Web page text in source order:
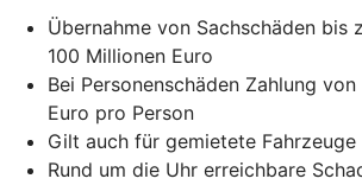
Übernahme von Sachschäden bis
100 Millionen Euro
Bei Personenschäden Zahlung
Euro pro Person
Gilt auch für gemietete
Rund um die Uhr erreichbare